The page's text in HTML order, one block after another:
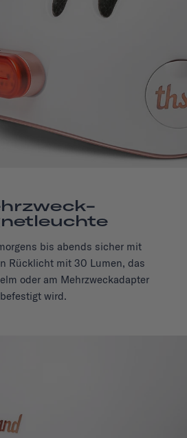
bis abends sicher mit
Rücklicht mit 30 Lumen, das
oder am Mehrzweckadapter
befestigt wird.